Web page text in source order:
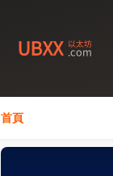
首頁